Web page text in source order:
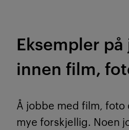
Eksempler
innen film,
Å jobbe med film, foto
mye forskjellig. Noen